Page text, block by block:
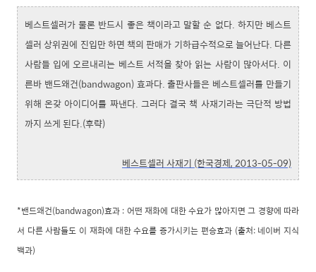
베스트셀러가 물론 반드시 좋은 책이라고 말할 순 없다. 하지만 베스트
셀러 상위권에 진입만 하면 책의 판매가 기하급수적으로 늘어난다. 다른
사람들 입에 오르내리는 베스트 서적을 찾아 읽는 사람이 많아서다. 이
른바 밴드왜건(bandwagon) 효과다. 출판사들은 베스트셀러를 만들기
위해 온갖 아이디어를 짜낸다. 그러다 결국 책 사재기라는 극단적 방법
까지 쓰게 된다.(후략)
베스트셀러 사재기 (한국경제, 2013-05-09)
*밴드왜건(bandwagon)효과 : 어떤 재화에 대한 수요가 많아지면 그 경향에 따라
서 다른 사람들도 이 재화에 대한 수요를 증가시키는 편승효과 (출처: 네이버 지식
백과)